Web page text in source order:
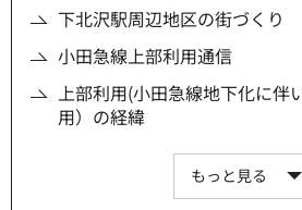
下北沢駅周辺地区の街づくり
小田急線上部利用通信
上部利用(小田急線地下化に伴
用）の経緯
もっと見る